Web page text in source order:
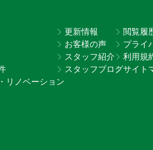
リノベーション
更新情報
お客様の声
スタッフ紹介
スタッフブログ
閲覧履
プライ
利用規
サイト